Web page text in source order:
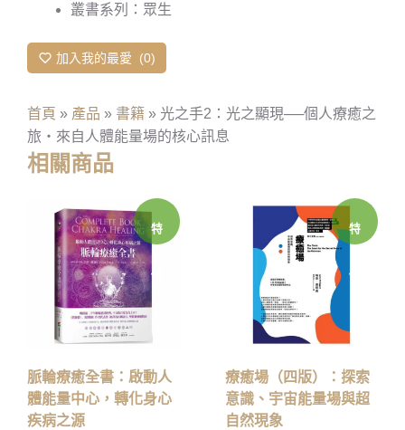
叢書系列：眾生
加入我的最愛 0
首頁 » 產品 » 書籍 » 光之手2：光之顯現──個人療癒之
旅‧來自人體能量場的核心訊息
相關商品
特
價
脈輪療癒全書：啟動人
體能量中心，轉化身心
疾病之源
特
價
療癒場（四版）：探索
意識、宇宙能量場與超
自然現象